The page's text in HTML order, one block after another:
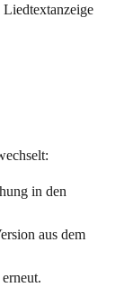
in den
aus dem